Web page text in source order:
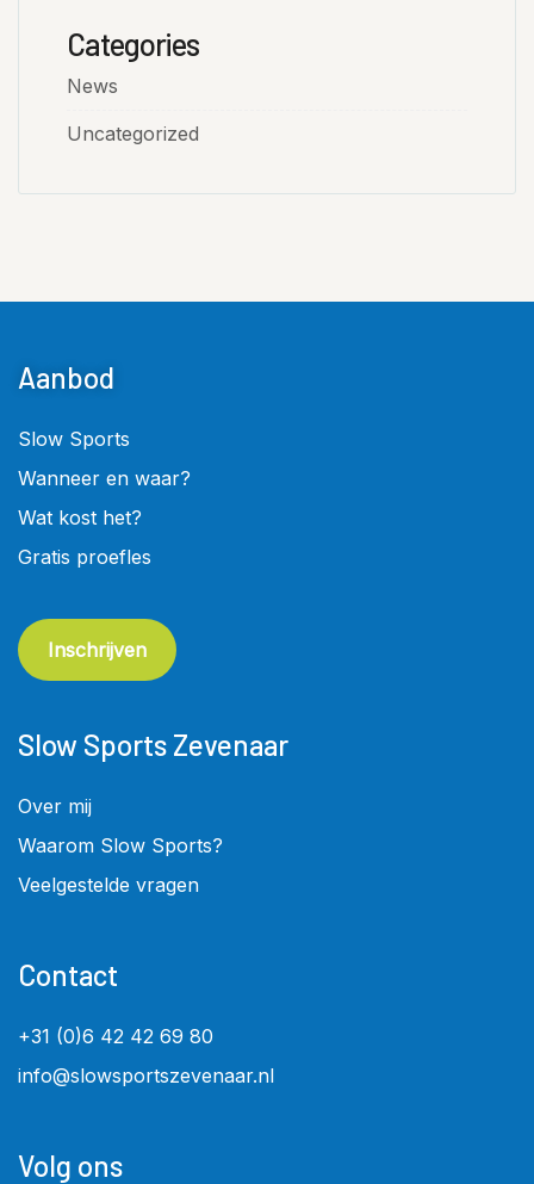
Categories
News
Uncategorized
Aanbod
Slow Sports
Wanneer en waar?
Wat kost het?
Gratis proefles
Inschrijven
Slow Sports Zevenaar
Over mij
Waarom Slow Sports?
Veelgestelde vragen
Contact
+31 (0)6 42 42 69 80
info@slowsportszevenaar.nl
Volg ons